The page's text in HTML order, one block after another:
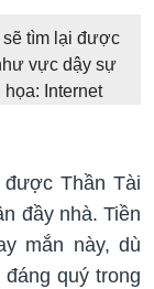
sẽ tìm lại được
vực dậy sự
Internet
Thần Tài
đầy nhà. Tiền
mắn này, dù
quý trong